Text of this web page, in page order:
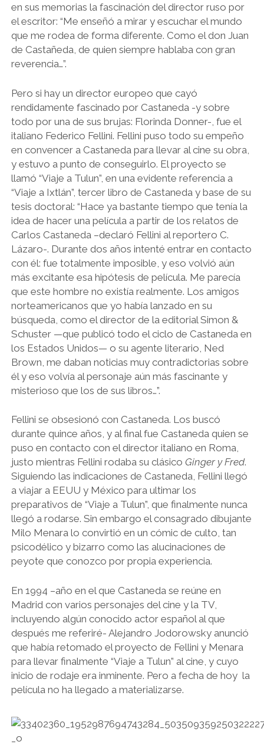
en sus memorias la fascinación del director ruso por
el escritor: “Me enseñó a mirar y escuchar el mundo
que me rodea de forma diferente. Como el don Juan
de Castañeda, de quien siempre hablaba con gran
reverencia…”.
Pero si hay un director europeo que cayó
rendidamente fascinado por Castaneda -y sobre
todo por una de sus brujas: Florinda Donner-, fue el
italiano Federico Fellini. Fellini puso todo su empeño
en convencer a Castaneda para llevar al cine su obra,
y estuvo a punto de conseguirlo. El proyecto se
llamó “Viaje a Tulun”, en una evidente referencia a
“Viaje a Ixtlán”, tercer libro de Castaneda y base de su
tesis doctoral: “Hace ya bastante tiempo que tenía la
idea de hacer una película a partir de los relatos de
Carlos Castaneda –declaró Fellini al reportero C.
Lázaro-. Durante dos años intenté entrar en contacto
con él: fue totalmente imposible, y eso volvió aún
más excitante esa hipótesis de película. Me parecía
que este hombre no existía realmente. Los amigos
norteamericanos que yo había lanzado en su
búsqueda, como el director de la editorial Simon &
Schuster —que publicó todo el ciclo de Castaneda en
los Estados Unidos— o su agente literario, Ned
Brown, me daban noticias muy contradictorias sobre
él y eso volvía al personaje aún más fascinante y
misterioso que los de sus libros…”.
Fellini se obsesionó con Castaneda. Los buscó
durante quince años, y al final fue Castaneda quien se
puso en contacto con el director italiano en Roma,
justo mientras Fellini rodaba su clásico Ginger y Fred.
Siguiendo las indicaciones de Castaneda, Fellini llegó
a viajar a EEUU y México para ultimar los
preparativos de “Viaje a Tulun”, que finalmente nunca
llegó a rodarse. Sin embargo el consagrado dibujante
Milo Menara lo convirtió en un cómic de culto, tan
psicodélico y bizarro como las alucinaciones de
peyote que conozco por propia experiencia.
En 1994 –año en el que Castaneda se reúne en
Madrid con varios personajes del cine y la TV,
incluyendo algún conocido actor español al que
después me referiré- Alejandro Jodorowsky anunció
que había retomado el proyecto de Fellini y Menara
para llevar finalmente “Viaje a Tulun” al cine, y cuyo
inicio de rodaje era inminente. Pero a fecha de hoy la
película no ha llegado a materializarse.